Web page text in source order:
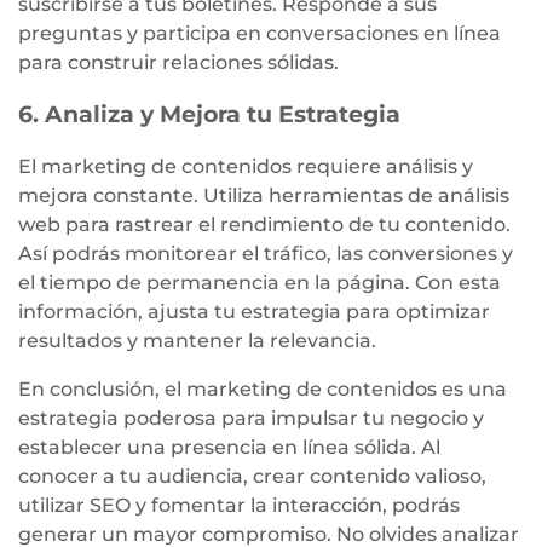
preguntas y participa en conversaciones en línea
para construir relaciones sólidas.
6. Analiza y Mejora tu Estrategia
El marketing de contenidos requiere análisis y
mejora constante. Utiliza herramientas de análisis
web para rastrear el rendimiento de tu contenido.
Así podrás monitorear el tráfico, las conversiones y
el tiempo de permanencia en la página. Con esta
información, ajusta tu estrategia para optimizar
resultados y mantener la relevancia.
En conclusión, el marketing de contenidos es una
estrategia poderosa para impulsar tu negocio y
establecer una presencia en línea sólida. Al
conocer a tu audiencia, crear contenido valioso,
utilizar SEO y fomentar la interacción, podrás
generar un mayor compromiso. No olvides analizar